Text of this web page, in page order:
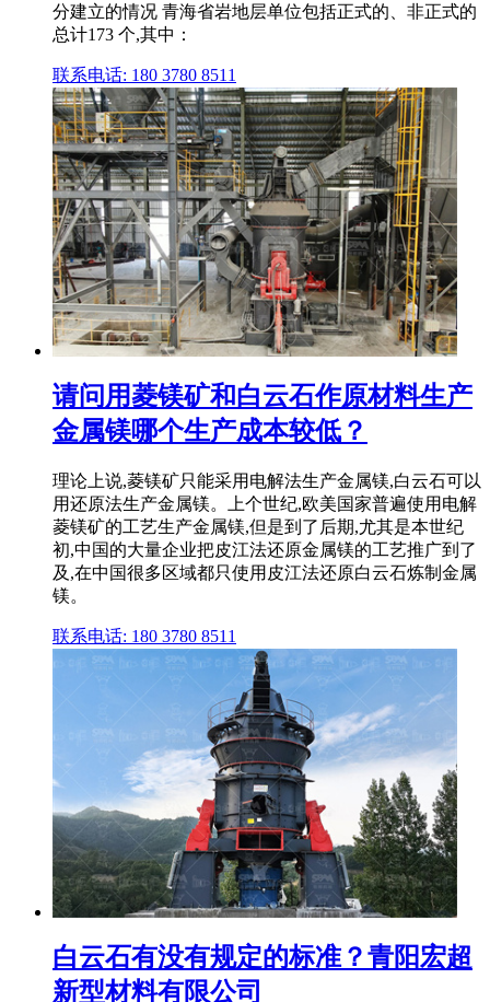
分建立的情况 青海省岩地层单位包括正式的、非正式的
总计173 个,其中：
联系电话: 180 3780 8511
请问用菱镁矿和白云石作原材料生产
金属镁哪个生产成本较低？
理论上说,菱镁矿只能采用电解法生产金属镁,白云石可以
用还原法生产金属镁。上个世纪,欧美国家普遍使用电解
菱镁矿的工艺生产金属镁,但是到了后期,尤其是本世纪
初,中国的大量企业把皮江法还原金属镁的工艺推广到了
及,在中国很多区域都只使用皮江法还原白云石炼制金属
镁。
联系电话: 180 3780 8511
白云石有没有规定的标准？青阳宏超
新型材料有限公司